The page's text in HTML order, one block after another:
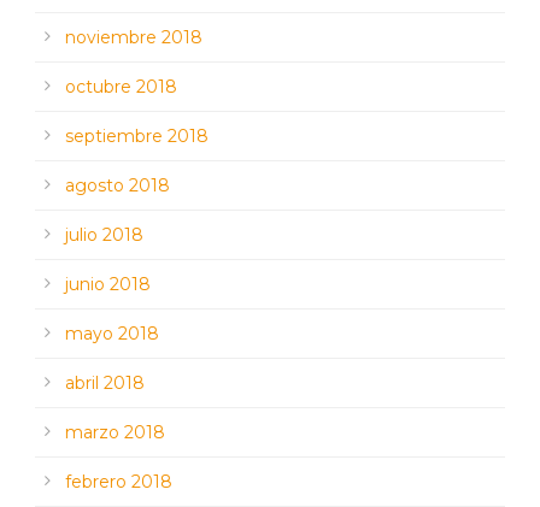
noviembre 2018
octubre 2018
septiembre 2018
agosto 2018
julio 2018
junio 2018
mayo 2018
abril 2018
marzo 2018
febrero 2018